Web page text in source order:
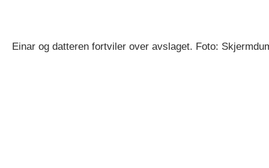
Einar og datteren fortviler over avslaget. Foto: